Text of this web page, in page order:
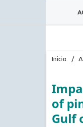
Inicio /
of
Gulf